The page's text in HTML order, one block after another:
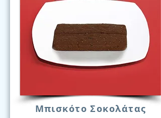
Μπισκότο Σοκολάτας